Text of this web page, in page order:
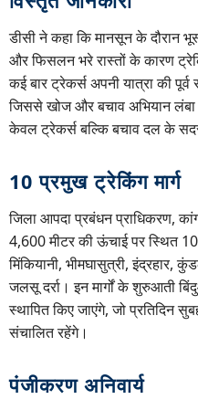
डीसी ने कहा कि मानसून के दौरान
और फिसलन भरे रास्तों के कारण
कई बार ट्रेकर्स अपनी यात्रा की पूर्व
जिससे खोज और बचाव अभियान लंबा
केवल ट्रेकर्स बल्कि बचाव दल के
10 प्रमुख ट्रेकिंग मार्ग
जिला आपदा प्रबंधन प्राधिकरण,
4,600 मीटर की ऊंचाई पर स्थित 10
मिंकियानी, भीमघासुत्री, इंद्रहार,
जलसू दर्रा। इन मार्गों के शुरुआती
स्थापित किए जाएंगे, जो
संचालित रहेंगे।
पंजीकरण अनिवार्य